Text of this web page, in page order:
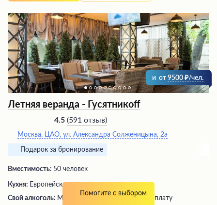
Интерьер заведения также производит приятное
впечатление, что в совокупности с вкусной едой и
хорошим обслуживанием обеспечивает отличное
настроение гостей.
и от 9500 /чел.
Летняя веранда - Гусятникоff
4.5 (591 отзыв)
Москва, ЦАО, ул. Александра Солженицына, 2а
Подарок за бронирование
Вместимость: 50 человек
Кухня: Европейская, русская
Свой алкоголь: Можно свой алкоголь, за доп. плату
Помогите с выбором